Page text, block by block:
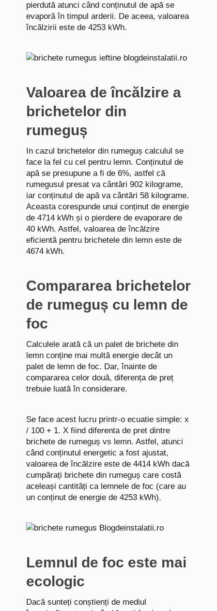
pierdută atunci când conținutul de apă se
evaporă în timpul arderii. De aceea, valoarea
încălzirii este de 4253 kWh.
Valoarea de încălzire a
brichetelor din
rumeguș
In cazul brichetelor din rumeguș calculul se
face la fel cu cel pentru lemn. Conținutul de
apă se presupune a fi de 6%, astfel că
rumegusul presat va cântări 902 kilograme,
iar conținutul de apă va cântări 58 kilograme.
Aceasta corespunde unui conținut de energie
de 4714 kWh și o pierdere de evaporare de
40 kWh. Astfel, valoarea de încălzire
eficientă pentru brichetele din lemn este de
4674 kWh.
Compararea brichetelor
de rumeguș cu lemn de
foc
Calculele arată că un palet de brichete din
lemn conține mai multă energie decât un
palet de lemn de foc. Dar, înainte de
compararea celor două, diferența de preț
trebuie luată în considerare.
Se face acest lucru printr-o ecuatie simple: x
/ 100 + 1. X fiind diferenta de pret dintre
brichete de rumeguș vs lemn. Astfel, atunci
când conținutul energetic a fost ajustat,
valoarea de încălzire este de 4414 kWh dacă
cumpărați brichete din rumeguș care costă
aceleași cantități ca lemnele de foc (care au
un conținut de energie de 4253 kWh).
Lemnul de foc este mai
ecologic
Dacă sunteți conștienți de mediul